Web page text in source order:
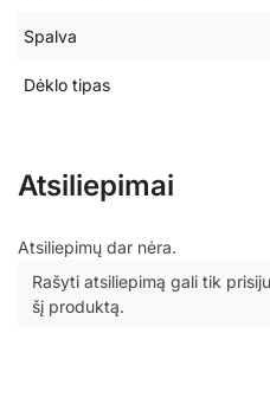
Spalva
Dėklo tipas
Atsiliepimai
Atsiliepimų dar nėra.
Rašyti atsiliepimą gali tik
šį produktą.